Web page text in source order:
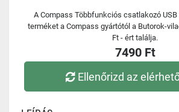
A Compass Többfunkciós csatlakozó
terméket a Compass gyártótól a Butorok-
Ft - ért találja.
7490 Ft
Ellenőrizd az